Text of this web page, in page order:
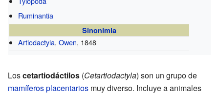
Ruminantia
Sinonimia
Artiodactyla, Owen, 1848
Loscetartiodáctilos (Cetartiodactyla) son un grupo de
mamíferosplacentarios muy diverso. Incluye a animales